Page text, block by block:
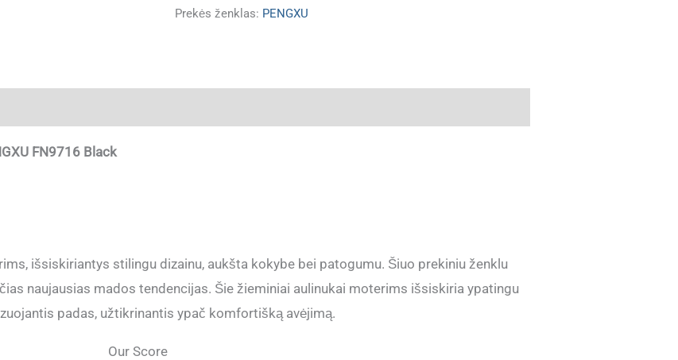
Prekės ženklas: PENGXU
FN9716 Black
išsiskiriantys stilingu dizainu, aukšta kokybe bei patogumu. Šiuo prekiniu ženklu
naujausias mados tendencijas. Šie žieminiai aulinukai moterims išsiskiria ypatingu
padas, užtikrinantis ypač komfortišką avėjimą.
Our Score